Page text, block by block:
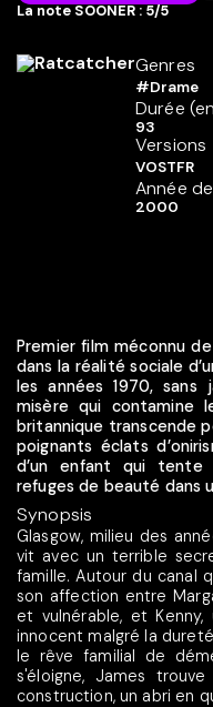
La note SOONER : 5/5
Genres
#Drame
Durée
93
Versions
VOSTFR
Année
2000
Premier film méconnu
dans la réalité sociale
les années 1970,
misère qui contamine
britannique transcende
poignants éclats
d’un enfant qui tente
refuges de beauté dans
Synopsis
Glasgow, milieu des
vit avec un terrible
famille. Autour du canal
son affection entre
et vulnérable, et
innocent malgré la
le rêve familial de
s'éloigne, James
construction, un abri en